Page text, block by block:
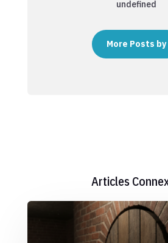
undefined
More Posts by
Articles